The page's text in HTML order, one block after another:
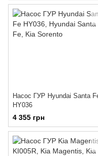
Насос ГУР Hyundai Santa
HY036
4 355 грн